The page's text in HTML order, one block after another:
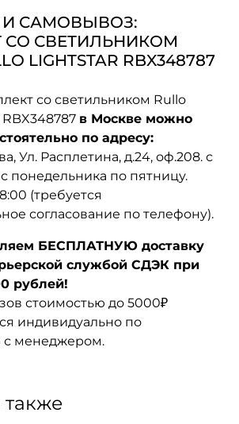
И САМОВЫВОЗ:
СО СВЕТИЛЬНИКОМ
LIGHTSTAR RBX348787
со светильником Rullo
в Москве можно
по адресу:
Ул. Расплетина, д.24, оф.208. с
понедельника по пятницу.
(требуется
согласование по телефону).
БЕСПЛАТНУЮ доставку
службой СДЭК при
рублей!
стоимостью до 5000₽
индивидуально по
с менеджером.